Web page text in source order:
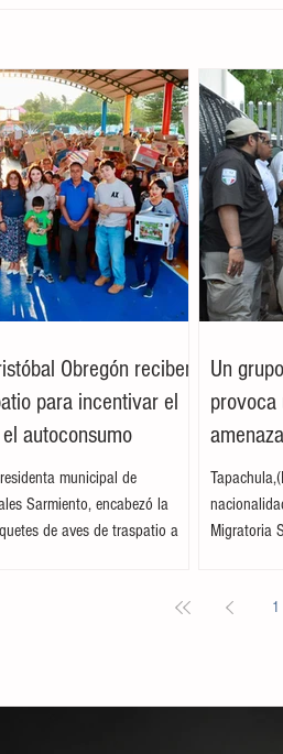
Obregón reciben
para incentivar el
autoconsumo
municipal de
Sarmiento, encabezó la
de aves de traspatio a
Un
provoca
Migratoria
su posible
1